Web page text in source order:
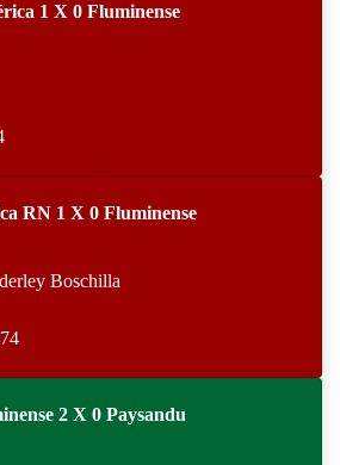
1 X 0 Fluminense
RN 1 X 0 Fluminense
Boschilla
2 X 0 Paysandu